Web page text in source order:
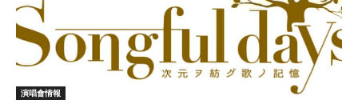
演唱會情報